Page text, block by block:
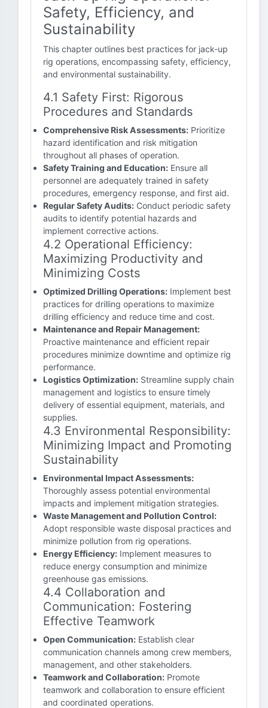
Safety, Efficiency, and
Sustainability
This chapter outlines best practices for jack-up
rig operations, encompassing safety, efficiency,
and environmental sustainability.
4.1 Safety First: Rigorous
Procedures and Standards
Comprehensive Risk Assessments: Prioritize
hazard identification and risk mitigation
throughout all phases of operation.
Safety Training and Education: Ensure all
personnel are adequately trained in safety
procedures, emergency response, and first aid.
Regular Safety Audits: Conduct periodic safety
audits to identify potential hazards and
implement corrective actions.
4.2 Operational Efficiency:
Maximizing Productivity and
Minimizing Costs
Optimized Drilling Operations: Implement best
practices for drilling operations to maximize
drilling efficiency and reduce time and cost.
Maintenance and Repair Management:
Proactive maintenance and efficient repair
procedures minimize downtime and optimize rig
performance.
Logistics Optimization: Streamline supply chain
management and logistics to ensure timely
delivery of essential equipment, materials, and
supplies.
4.3 Environmental Responsibility:
Minimizing Impact and Promoting
Sustainability
Environmental Impact Assessments:
Thoroughly assess potential environmental
impacts and implement mitigation strategies.
Waste Management and Pollution Control:
Adopt responsible waste disposal practices and
minimize pollution from rig operations.
Energy Efficiency: Implement measures to
reduce energy consumption and minimize
greenhouse gas emissions.
4.4 Collaboration and
Communication: Fostering
Effective Teamwork
Open Communication: Establish clear
communication channels among crew members,
management, and other stakeholders.
Teamwork and Collaboration: Promote
teamwork and collaboration to ensure efficient
and coordinated operations.